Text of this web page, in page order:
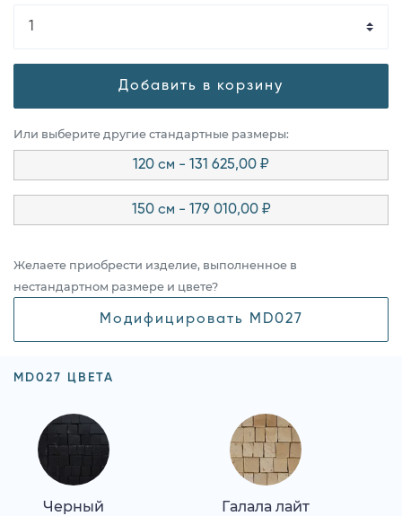
Добавить в корзину
Или выберите другие стандартные размеры:
120 см - 131 625,00 ₽
150 см - 179 010,00 ₽
Желаете приобрести изделие, выполненное в
нестандартном размере и цвете?
Модифицировать MD027
MD027 ЦВЕТА
Черный Галала лайт